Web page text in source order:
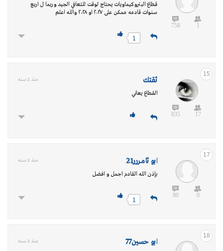
1
758
قطاع البتروكيماويات يحتاج لوقت للتعافي الجيد وربما ل اربع
سنوات قادمه ممكن على ٢٠٢٧ او ٢٠٢٨ والله اعلم
1
15
17
835
ثقتك منذ 2 سنه
القطاع يعاني
17
0
80
ابو ثامررر21 منذ 2 سنه
بإذن الله القادم اجمل و افضل
1
18
ابو حسين77 منذ 2 سنه